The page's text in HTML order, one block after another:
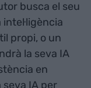
busca el seu
propi, o un
la seva IA
en
IA per